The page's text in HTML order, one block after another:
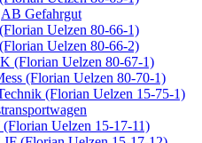
AB Gefahrgut
Uelzen 80-66-1)
Uelzen 80-66-2)
(Florian Uelzen 80-67-1)
(Florian Uelzen 80-70-1)
(Florian Uelzen 15-75-1)
Uelzen 15-17-11)